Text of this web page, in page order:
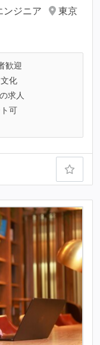
ンジニア
東京
歓迎
化
求人
可